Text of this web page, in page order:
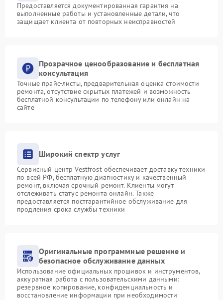
Предоставляется документированная гарантия на
выполненные работы и установленные детали, что
защищает клиента от повторных неисправностей
Прозрачное ценообразование и бесплатная
консультация
Точные прайс-листы, предварительная оценка стоимости
ремонта, отсутствие скрытых платежей и возможность
бесплатной консультации по телефону или онлайн на
сайте
Широкий спектр услуг
Сервисный центр Vestfrost обеспечивает доставку техники
по всей РФ, бесплатную диагностику и качественный
ремонт, включая срочный ремонт. Клиенты могут
отслеживать статус ремонта онлайн. Также
предоставляется постгарантийное обслуживание для
продления срока службы техники
Оригинальные программные решение и
безопасное обслуживание данных
Использование официальных прошивок и инструментов,
аккуратная работа с пользовательскими данными:
резервное копирование, конфиденциальность и
восстановление информации при необходимости